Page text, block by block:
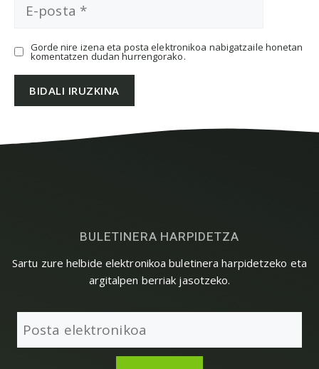
Gorde nire izena eta posta elektronikoa nabigatzaile honetan
komentatzen dudan hurrengorako.
BULETINERA HARPIDETZA
Sartu zure helbide elektronikoa buletinera harpidetzeko eta
argitalpen berriak jasotzeko.